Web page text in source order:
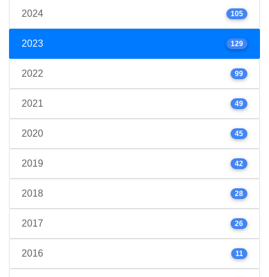
2024 105
2023 129
2022 99
2021 49
2020 45
2019 42
2018 28
2017 26
2016 11